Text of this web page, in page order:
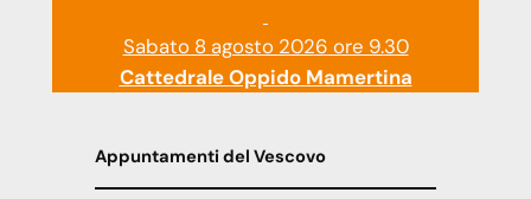
Sabato 8 agosto 2026 ore 9.30
Cattedrale Oppido Mamertina
Appuntamenti del Vescovo